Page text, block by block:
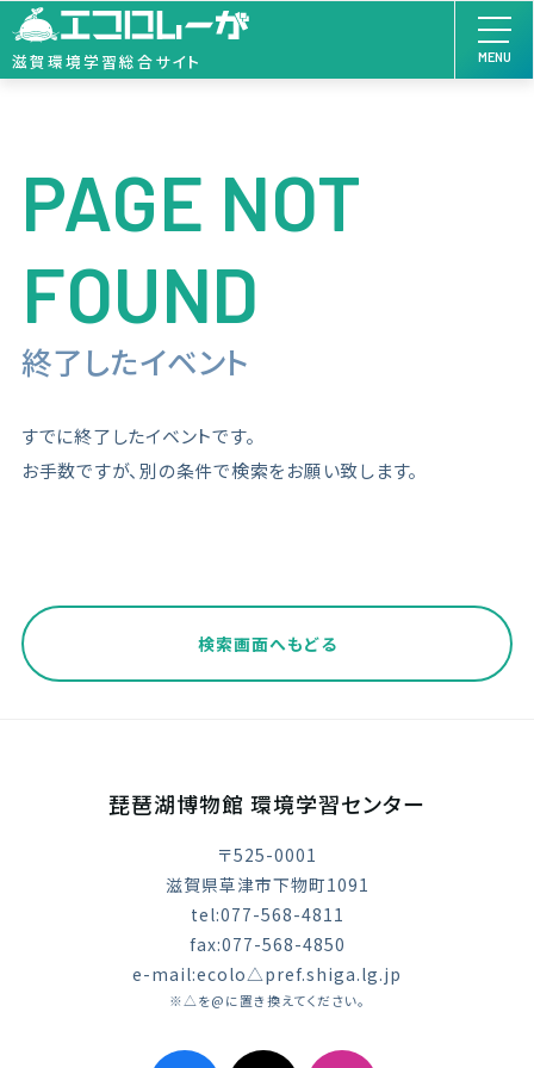
滋賀環境学習総合サイト MENU
PAGE NOT
FOUND
終了したイベント
すでに終了したイベントです。
お手数ですが、別の条件で検索をお願い致します。
検索画面へもどる
琵琶湖博物館 環境学習センター
〒525-0001
滋賀県草津市下物町1091
tel:077-568-4811
fax:077-568-4850
e-mail:ecolo△pref.shiga.lg.jp
※△を@に置き換えてください。